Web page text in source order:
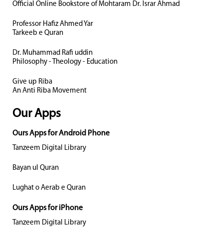
Official Online Bookstore of Mohtaram Dr. Israr Ahmad
Professor Hafiz Ahmed Yar
Tarkeeb e Quran
Dr. Muhammad Rafi uddin
Philosophy - Theology - Education
Give up Riba
An Anti Riba Movement
Our Apps
Ours Apps for Android Phone
Tanzeem Digital Library
Bayan ul Quran
Lughat o Aerab e Quran
Ours Apps for iPhone
Tanzeem Digital Library